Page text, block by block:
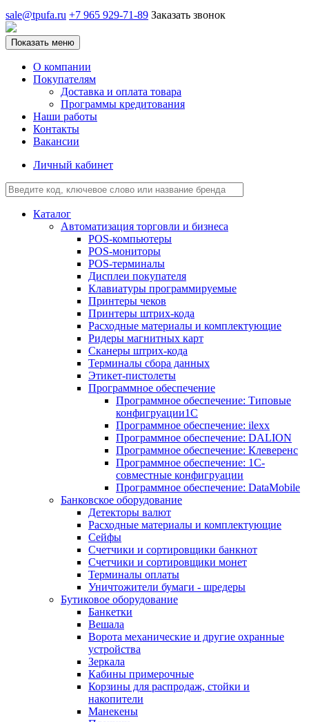
sale@tpufa.ru +7 965 929-71-89 Заказать звонок
Показать меню
О компании
Покупателям
Доставка и оплата товара
Программы кредитования
Наши работы
Контакты
Вакансии
Личный кабинет
Каталог
Автоматизация торговли и бизнеса
POS-компьютеры
POS-мониторы
POS-терминалы
Дисплеи покупателя
Клавиатуры программируемые
Принтеры чеков
Принтеры штрих-кода
Расходные материалы и комплектующие
Ридеры магнитных карт
Сканеры штрих-кода
Терминалы сбора данных
Этикет-пистолеты
Программное обеспечение
Программное обеспечение: Типовые
конфигруации1С
Программное обеспечение: ilexx
Программное обеспечение: DALION
Программное обеспечение: Клеверенс
Программное обеспечение: 1С-
совместные конфигруации
Программное обеспечение: DataMobile
Банковское оборудование
Детекторы валют
Расходные материалы и комплектующие
Сейфы
Счетчики и сортировщики банкнот
Счетчики и сортировщики монет
Терминалы оплаты
Уничтожители бумаги - шредеры
Бутиковое оборудование
Банкетки
Вешала
Ворота механические и другие охранные
устройства
Зеркала
Кабины примерочные
Корзины для распродаж, стойки и
накопители
Манекены